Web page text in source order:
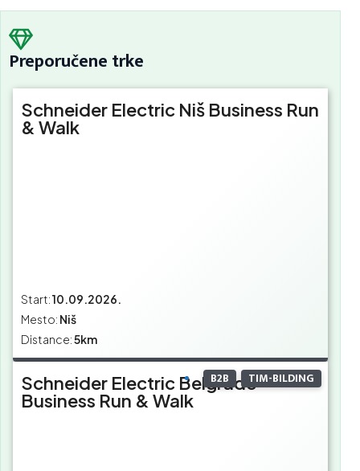
Preporučene trke
Schneider Electric Niš Business Run
& Walk
Start:10.09.2026.
Mesto: Niš
Distance:5km
B2B TIM-BILDING
Schneider Electric Belgrade
Business Run & Walk